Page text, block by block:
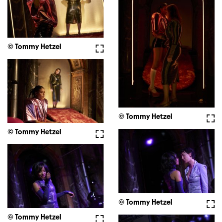
© Tommy Hetzel
Vollbild
© Tommy Hetzel
Vollbild
© Tommy Hetzel
© Tommy Hetzel
Vollbild
© Tommy Hetzel